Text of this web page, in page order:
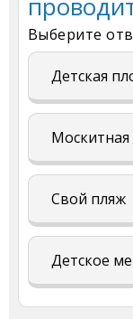
Выберите
Детская
Москитная
Свой пляж
Детское